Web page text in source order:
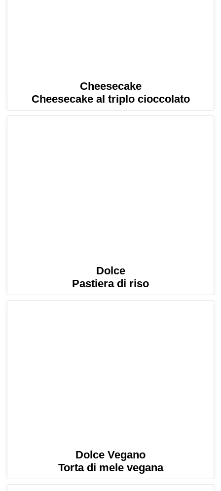
Cheesecake
Cheesecake al triplo cioccolato
Dolce
Pastiera di riso
Dolce Vegano
Torta di mele vegana